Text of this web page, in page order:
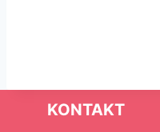
KONTAKT